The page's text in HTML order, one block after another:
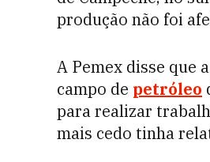
produção não foi
A Pemex disse que
campo de petróleo
para realizar
mais cedo tinha